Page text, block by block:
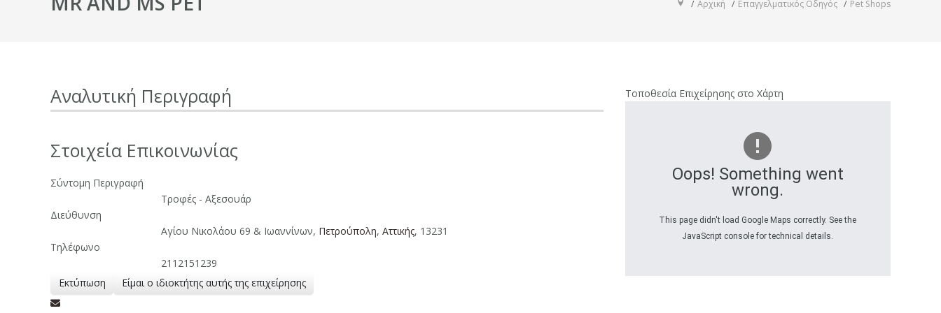
Αρχική Επαγγελματικός Οδηγός Pet Shops
Αναλυτική Περιγραφή
Στοιχεία Επικοινωνίας
Σύντομη Περιγραφή
Τροφές - Αξεσουάρ
Διεύθυνση
Αγίου Νικολάου 69 & Ιωαννίνων, Πετρούπολη, Aττικής, 13231
Τηλέφωνο
2112151239
Εκτύπωση
Είμαι ο ιδιοκτήτης αυτής της επιχείρησης
Τοποθεσία Επιχείρησης στο Χάρτη
Oops! Something went
wrong.
This page didn't load Google Maps correctly. See the
JavaScript console for technical details.